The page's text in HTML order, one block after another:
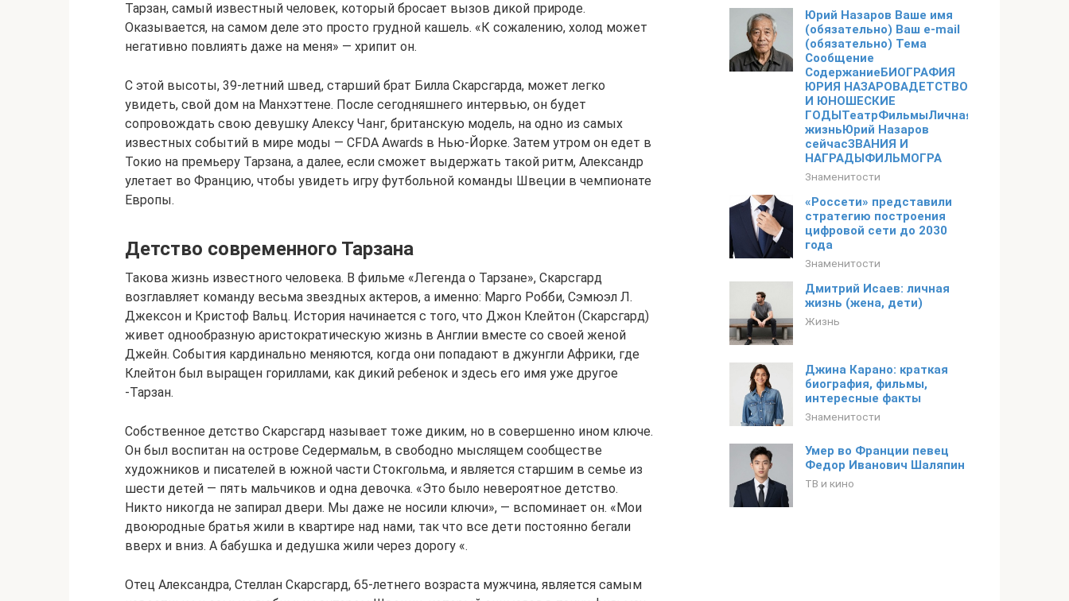
Тарзан, самый известный человек, который бросает вызов дикой природе.
Оказывается, на самом деле это просто грудной кашель. «К сожалению, холод может
негативно повлиять даже на меня» — хрипит он.
С этой высоты, 39-летний швед, старший брат Билла Скарсгарда, может легко
увидеть, свой дом на Манхэттене. После сегодняшнего интервью, он будет
сопровождать свою девушку Алексу Чанг, британскую модель, на одно из самых
известных событий в мире моды — CFDA Awards в Нью-Йорке. Затем утром он едет в
Токио на премьеру Тарзана, а далее, если сможет выдержать такой ритм, Александр
улетает во Францию, чтобы увидеть игру футбольной команды Швеции в чемпионате
Европы.
Детство современного Тарзана
Такова жизнь известного человека. В фильме «Легенда о Тарзане», Скарсгард
возглавляет команду весьма звездных актеров, а именно: Марго Робби, Сэмюэл Л.
Джексон и Кристоф Вальц. История начинается с того, что Джон Клейтон (Скарсгард)
живет однообразную аристократическую жизнь в Англии вместе со своей женой
Джейн. События кардинально меняются, когда они попадают в джунгли Африки, где
Клейтон был выращен гориллами, как дикий ребенок и здесь его имя уже другое
-Тарзан.
Собственное детство Скарсгард называет тоже диким, но в совершенно ином ключе.
Он был воспитан на острове Седермальм, в свободно мыслящем сообществе
художников и писателей в южной части Стокгольма, и является старшим в семье из
шести детей — пять мальчиков и одна девочка. «Это было невероятное детство.
Никто никогда не запирал двери. Мы даже не носили ключи», — вспоминает он. «Мои
двоюродные братья жили в квартире над нами, так что все дети постоянно бегали
вверх и вниз. А бабушка и дедушка жили через дорогу «.
Отец Александра, Стеллан Скарсгард, 65-летнего возраста мужчина, является самым
Юрий Назаров Ваше имя
(обязательно) Ваш e-mail
(обязательно) Тема
Сообщение
СодержаниеБИОГРАФИЯ
ЮРИЯ НАЗАРОВАДЕТСТВО
И ЮНОШЕСКИЕ
ГОДЫТеатрФильмыЛичная
жизньЮрий Назаров
сейчасЗВАНИЯ И
НАГРАДЫФИЛЬМОГРА
Знаменитости
«Россети» представили
стратегию построения
цифровой сети до 2030
года
Знаменитости
Дмитрий Исаев: личная
жизнь (жена, дети)
Жизнь
Джина Карано: краткая
биография, фильмы,
интересные факты
Знаменитости
Умер во Франции певец
Федор Иванович Шаляпин
ТВ и кино